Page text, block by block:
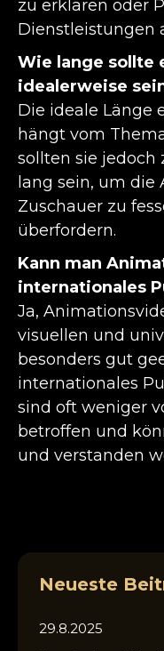
zu erklären oder
Dienstleistungen
Wie lange sollte
idealerweise
Die ideale Länge
hängt vom
sollten sie jedoch
lang sein, um die
Zuschauer zu
überfordern.
Kann man
internationales
Ja,
visuellen und
besonders gut
internationales
sind oft weniger
betroffen und
und verstanden
Neueste
29.8.2025